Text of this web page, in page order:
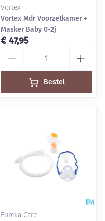
Vortex
Vortex Mdr Voorzetkamer +
Masker Baby 0-2j
€ 47,95
Bestel
Eureka Care